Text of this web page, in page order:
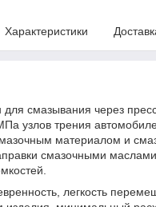
Характеристики
для смазывания через
узлов трения
материалом и
смазочными
легкость